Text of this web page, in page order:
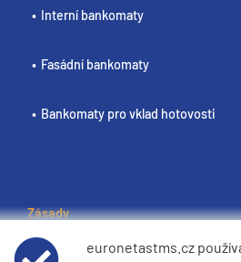
Interní bankomaty
Fasádní bankomaty
Bankomaty pro vklad hotovosti
Zásady
Podmínky používání webových
euronetastms.cz